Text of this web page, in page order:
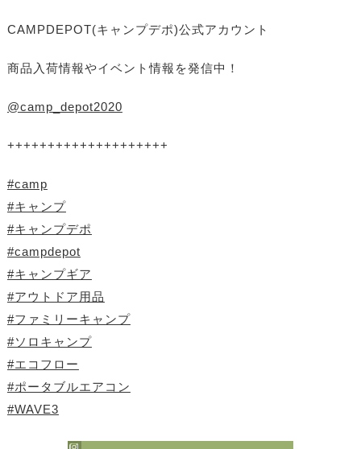
CAMPDEPOT(キャンプデポ)公式アカウント
商品入荷情報やイベント情報を発信中！
@camp_depot2020
++++++++++++++++++++
#camp
#キャンプ
#キャンプデポ
#campdepot
#キャンプギア
#アウトドア用品
#ファミリーキャンプ
#ソロキャンプ
#エコフロー
#ポータブルエアコン
#WAVE3